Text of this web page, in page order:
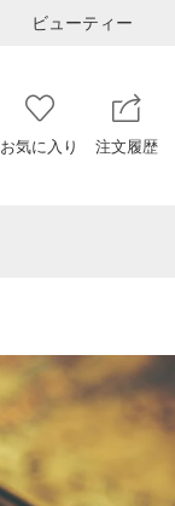
ビューティー
お気に入り 注文履歴